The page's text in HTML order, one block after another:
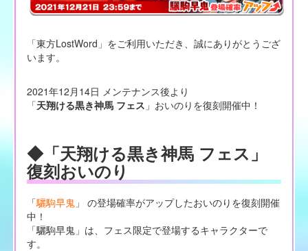
「東方LostWord」をご利用いただき、誠にありがとうござ
います。
2021年12月14日 メンテナンス後より
「天翔ける黒き神馬 フェス 」おいのりを復刻開催中！
◆「天翔ける黒き神馬 フェス」
復刻おいのり
「驪駒早鬼」 の登場確率がアップしたおいのりを復刻開催
中！
「驪駒早鬼」は、フェス限定で登場するキャラクターで
す。